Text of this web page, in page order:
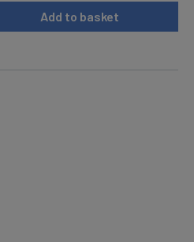
Add to basket